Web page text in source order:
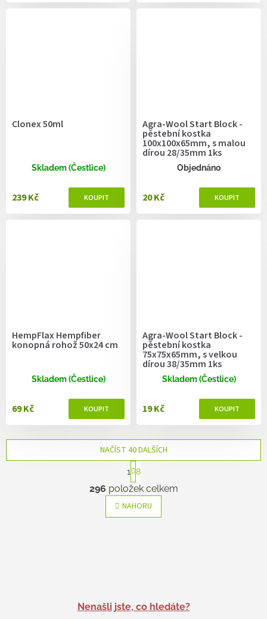
Clonex 50ml
Skladem (Čestlice)
239 Kč
Agra-Wool Start Block -
pěstební kostka
100x100x65mm, s malou
dírou 28/35mm 1ks
Objednáno
20 Kč
HempFlax Hempfiber
konopná rohož 50x24 cm
Skladem (Čestlice)
69 Kč
Agra-Wool Start Block -
pěstební kostka
75x75x65mm, s velkou
dírou 38/35mm 1ks
Skladem (Čestlice)
19 Kč
O
v
l
á
k
NAČÍST 40 DALŠÍCH
S
t
r
á
n
k
1 8
296 položek celkem
NAHORU
Nenašli jste, co hledáte?